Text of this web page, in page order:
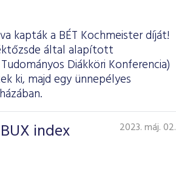
kapták a BÉT Kochmeister díját!
által alapított
Diákköri Konferencia)
ki, majd egy ünnepélyes
index
2023. máj. 02.